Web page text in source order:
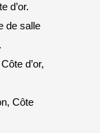
d’or.
de salle
d’or,
Côte